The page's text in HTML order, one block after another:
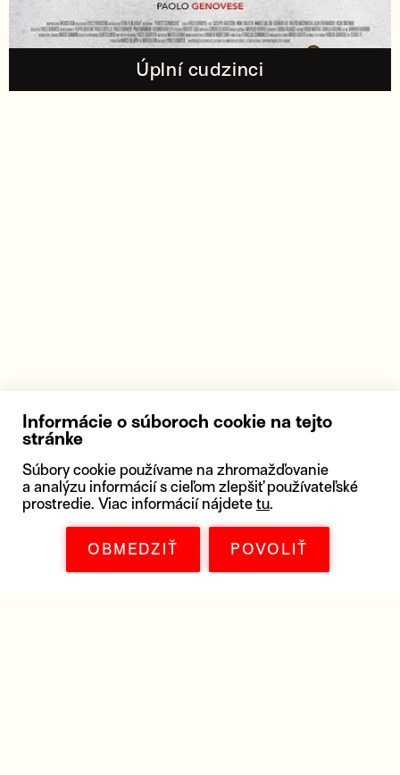
Úplní cudzinci
Informácie o súboroch cookie na tejto
stránke
Súbory cookie používame na zhromažďovanie
a analýzu informácií s cieľom zlepšiť používateľské
prostredie. Viac informácií nájdete tu.
OBMEDZIŤ POVOLIŤ